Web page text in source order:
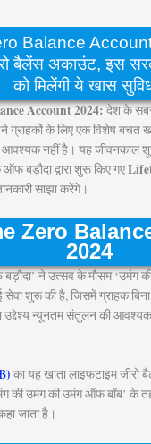
Balance
बैलेंस अकाउंट, इस
को मिलेंगी ये खास
Account 2024:देश के
के लिए एक विशेष बचत
नहीं है। यह जीवनकाल
बड़ौदा द्वारा शुरू किए गए
साझा करेंगे।
Zero
2024
ने उत्सव के मौसम ‘उमंग
सेवा शुरू की है, जिसमें ग्राहक
न्यूनतम संतुलन की
का यह खाता लाइफटाइम
की उमंग की उमंग ऑफ बॉब’
जाता है।